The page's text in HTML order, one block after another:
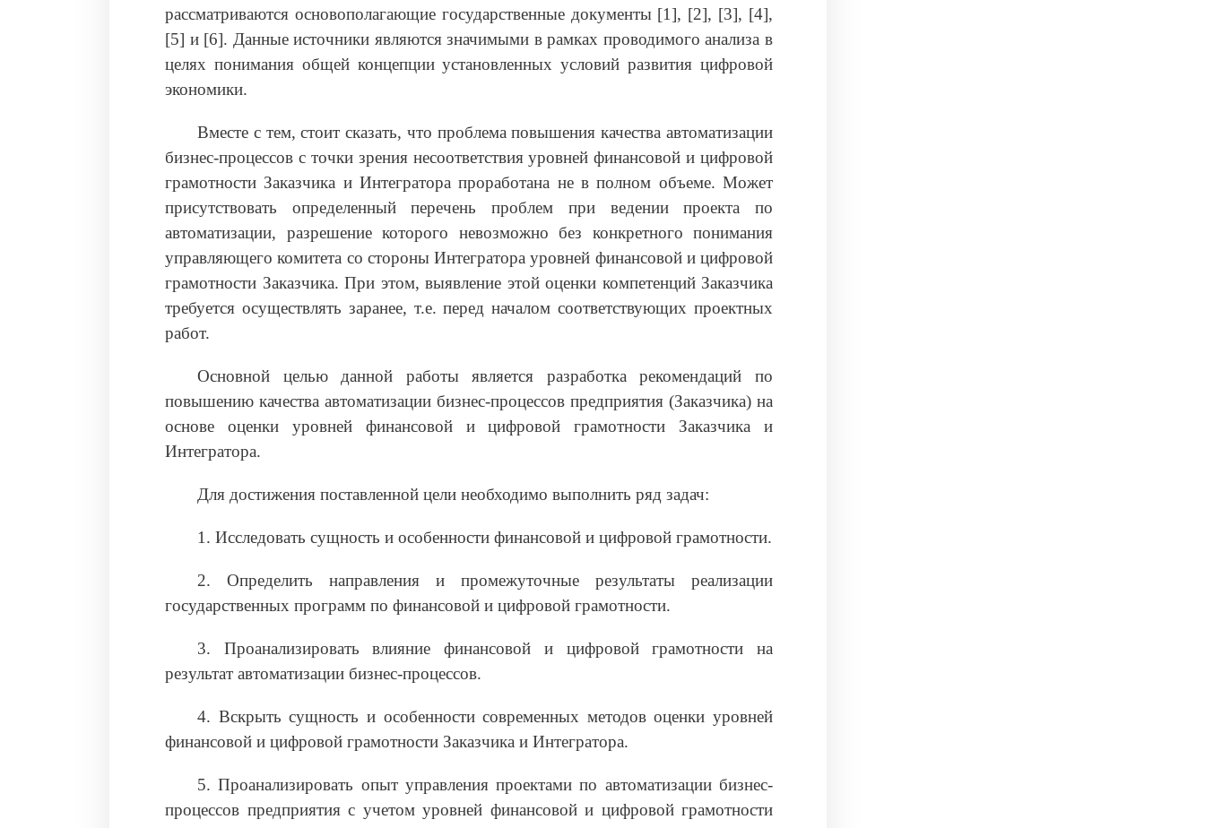
рассматриваются основополагающие государственные документы [1], [2], [3], [4],
[5] и [6]. Данные источники являются значимыми в рамках проводимого анализа в
целях понимания общей концепции установленных условий развития цифровой
экономики.
Вместе с тем, стоит сказать, что проблема повышения качества автоматизации
бизнес-процессов с точки зрения несоответствия уровней финансовой и цифровой
грамотности Заказчика и Интегратора проработана не в полном объеме. Может
присутствовать определенный перечень проблем при ведении проекта по
автоматизации, разрешение которого невозможно без конкретного понимания
управляющего комитета со стороны Интегратора уровней финансовой и цифровой
грамотности Заказчика. При этом, выявление этой оценки компетенций Заказчика
требуется осуществлять заранее, т.е. перед началом соответствующих проектных
работ.
Основной целью данной работы является разработка рекомендаций по
повышению качества автоматизации бизнес-процессов предприятия (Заказчика) на
основе оценки уровней финансовой и цифровой грамотности Заказчика и
Интегратора.
Для достижения поставленной цели необходимо выполнить ряд задач:
1. Исследовать сущность и особенности финансовой и цифровой грамотности.
2. Определить направления и промежуточные результаты реализации
государственных программ по финансовой и цифровой грамотности.
3. Проанализировать влияние финансовой и цифровой грамотности на
результат автоматизации бизнес-процессов.
4. Вскрыть сущность и особенности современных методов оценки уровней
финансовой и цифровой грамотности Заказчика и Интегратора.
5. Проанализировать опыт управления проектами по автоматизации бизнес-
процессов предприятия с учетом уровней финансовой и цифровой грамотности